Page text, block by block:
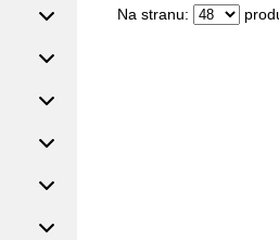
Na stranu: